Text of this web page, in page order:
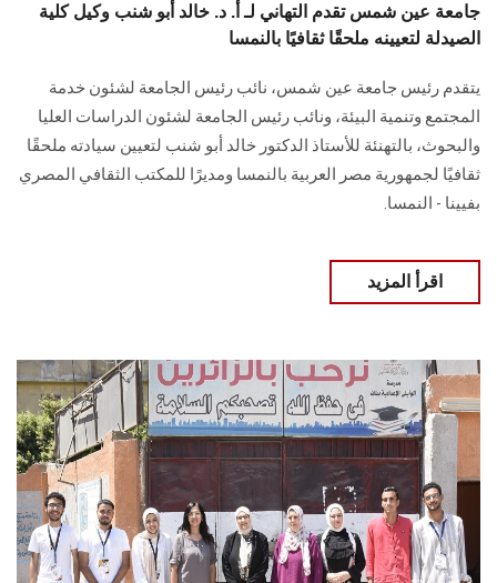
جامعة عين شمس تقدم التهاني لـ أ. د. خالد أبو شنب وكيل كلية
الصيدلة لتعيينه ملحقًا ثقافيًا بالنمسا
يتقدم رئيس جامعة عين شمس، نائب رئيس الجامعة لشئون خدمة
المجتمع وتنمية البيئة، ونائب رئيس الجامعة لشئون الدراسات العليا
والبحوث، بالتهنئة للأستاذ الدكتور خالد أبو شنب لتعيين سيادته ملحقًا
ثقافيًا لجمهورية مصر العربية بالنمسا ومديرًا للمكتب الثقافي المصري
بفيينا - النمسا.
اقرأ المزيد